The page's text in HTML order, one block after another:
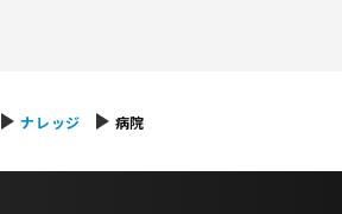
play_arrowナレッジ play_arrow 病院